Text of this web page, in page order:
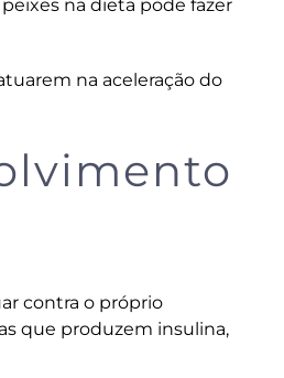
na dieta pode fazer
na aceleração do
contra o próprio
que produzem insulina,